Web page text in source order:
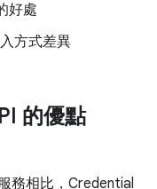
好處
方式差異
的優點
務相比，Credential